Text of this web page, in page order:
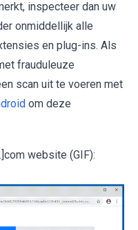
inspecteer dan uw
onmiddellijk alle
en plug-ins. Als
frauduleuze
scan uit te voeren met
om deze
website (GIF):